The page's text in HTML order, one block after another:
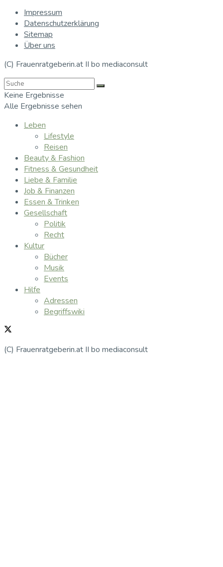
Impressum
Datenschutzerklärung
Sitemap
Über uns
(C) Frauenratgeberin.at II bo mediaconsult
Keine Ergebnisse
Alle Ergebnisse sehen
Leben
Lifestyle
Reisen
Beauty & Fashion
Fitness & Gesundheit
Liebe & Familie
Job & Finanzen
Essen & Trinken
Gesellschaft
Politik
Recht
Kultur
Bücher
Musik
Events
Hilfe
Adressen
Begriffswiki
(C) Frauenratgeberin.at II bo mediaconsult